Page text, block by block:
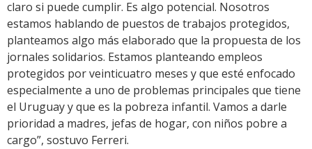
claro si puede cumplir. Es algo potencial. Nosotros
estamos hablando de puestos de trabajos protegidos,
planteamos algo más elaborado que la propuesta de los
jornales solidarios. Estamos planteando empleos
protegidos por veinticuatro meses y que esté enfocado
especialmente a uno de problemas principales que tiene
el Uruguay y que es la pobreza infantil. Vamos a darle
prioridad a madres, jefas de hogar, con niños pobre a
cargo”, sostuvo Ferreri.